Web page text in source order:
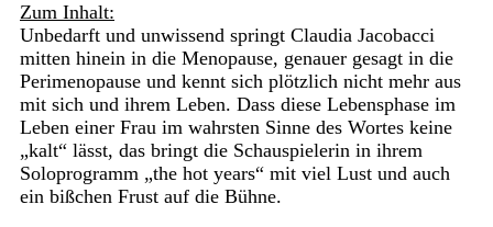
Zum Inhalt:
Unbedarft und unwissend springt Claudia Jacobacci
mitten hinein in die Menopause, genauer gesagt in die
Perimenopause und kennt sich plötzlich nicht mehr aus
mit sich und ihrem Leben. Dass diese Lebensphase im
Leben einer Frau im wahrsten Sinne des Wortes keine
„kalt“ lässt, das bringt die Schauspielerin in ihrem
Soloprogramm „the hot years“ mit viel Lust und auch
ein bißchen Frust auf die Bühne.